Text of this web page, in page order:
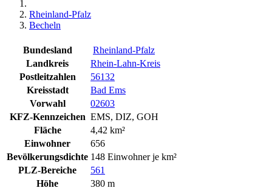
Rheinland-Pfalz
Becheln
Bundesland
Rheinland-Pfalz
Landkreis
Rhein-Lahn-Kreis
Postleitzahlen
56132
Kreisstadt
Bad Ems
Vorwahl
02603
KFZ-Kennzeichen EMS, DIZ, GOH
Fläche
4,42 km²
Einwohner
656
Bevölkerungsdichte 148 Einwohner je km²
PLZ-Bereiche
561
Höhe
380 m